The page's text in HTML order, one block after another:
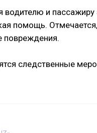
водителю и
помощь.
повреждения.
следственные